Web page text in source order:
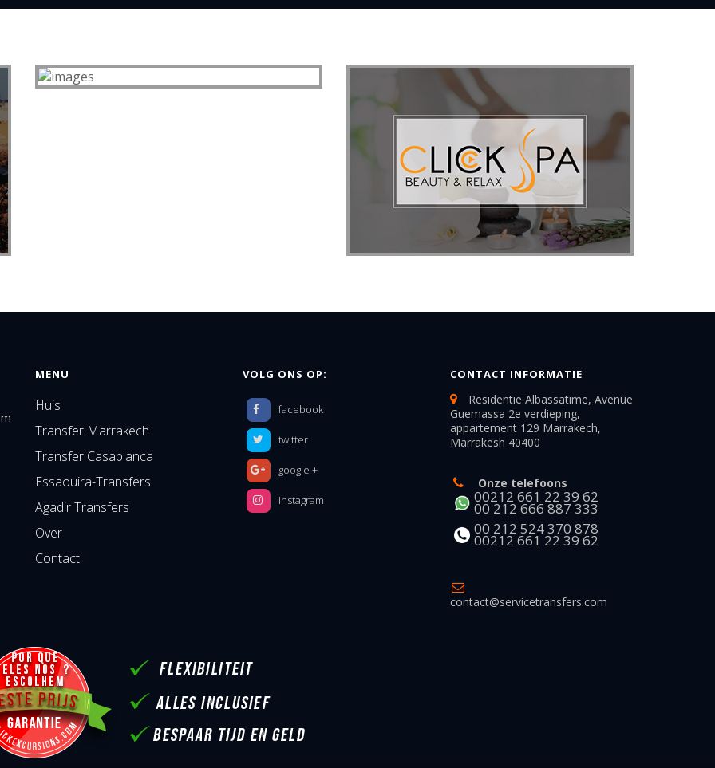
MENU
Huis
Transfer Marrakech
Transfer Casablanca
Essaouira-Transfers
Agadir Transfers
Over
Contact
VOLG ONS OP:
facebook
twitter
google +
Instagram
CONTACT INFORMATIE
Residentie Albassatime, Avenue
Guemassa 2e verdieping,
appartement 129 Marrakech,
Marrakesh 40400
Onze telefoons
00212 661 22 39 62
00 212 666 887 333
00 212 524 370 878
00212 661 22 39 62
contact@servicetransfers.com